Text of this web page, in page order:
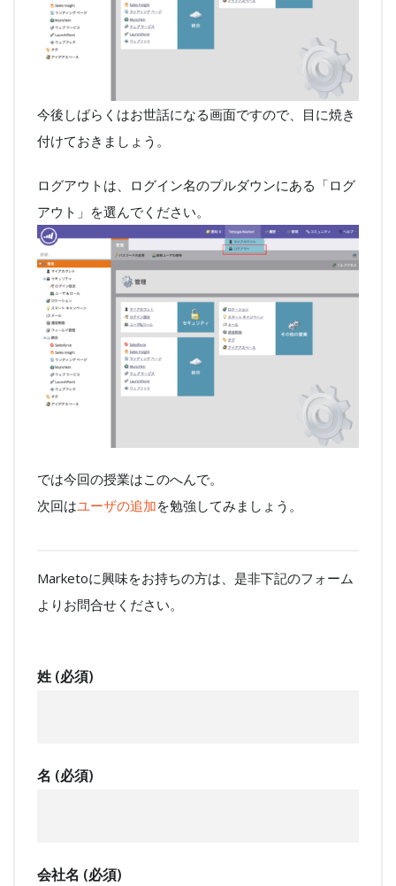
今後しばらくはお世話になる画面ですので、目に焼き
付けておきましょう。
ログアウトは、ログイン名のプルダウンにある「ログ
アウト」を選んでください。
では今回の授業はこのへんで。
次回はユーザの追加を勉強してみましょう。
Marketoに興味をお持ちの方は、是非下記のフォーム
よりお問合せください。
姓 (必須)
名 (必須)
会社名 (必須)